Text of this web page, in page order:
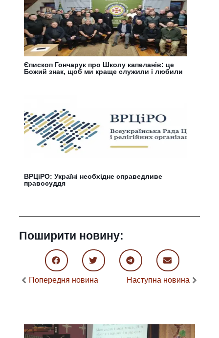
Єпископ Гончарук про Школу капеланів: це
Божий знак, щоб ми краще служили і любили
ВРЦіРО: Україні необхідне справедливе
правосуддя
Поширити новину:
Попередня новина Наступна новина